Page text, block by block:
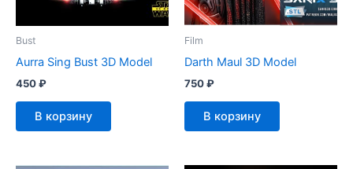
Bust
Aurra Sing Bust 3D Model
450₽
В корзину
Film
Darth Maul 3D Model
750₽
В корзину